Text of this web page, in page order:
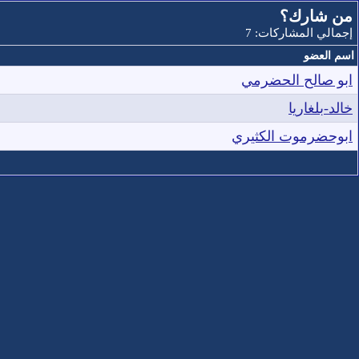
من شارك؟
إجمالي المشاركات: 7
اسم العضو
ابو صالح الحضرمي
خالد-بلغاريا
ابوحضرموت الكثيري